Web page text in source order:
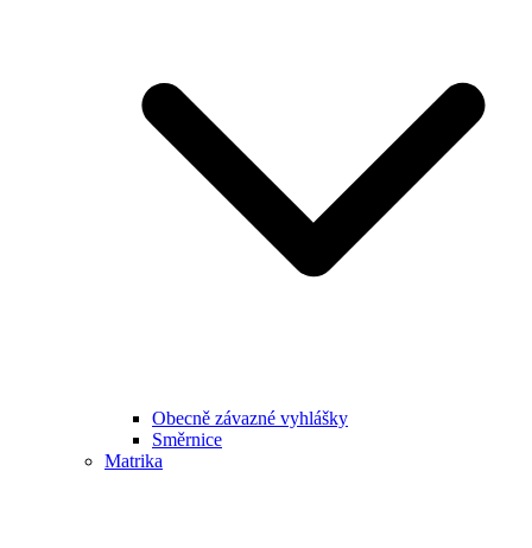
Obecně závazné vyhlášky
Směrnice
Matrika